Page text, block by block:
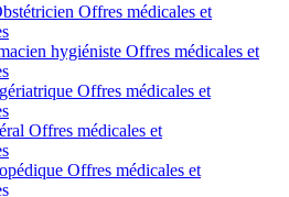
Offres médicales et
hygiéniste Offres médicales et
Offres médicales et
Offres médicales et
Offres médicales et